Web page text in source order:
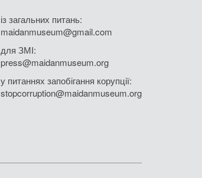
із загальних питань:
maidanmuseum@gmail.com
для ЗМІ:
press@maidanmuseum.org
у питаннях запобігання корупції:
stopcorruption@maidanmuseum.org